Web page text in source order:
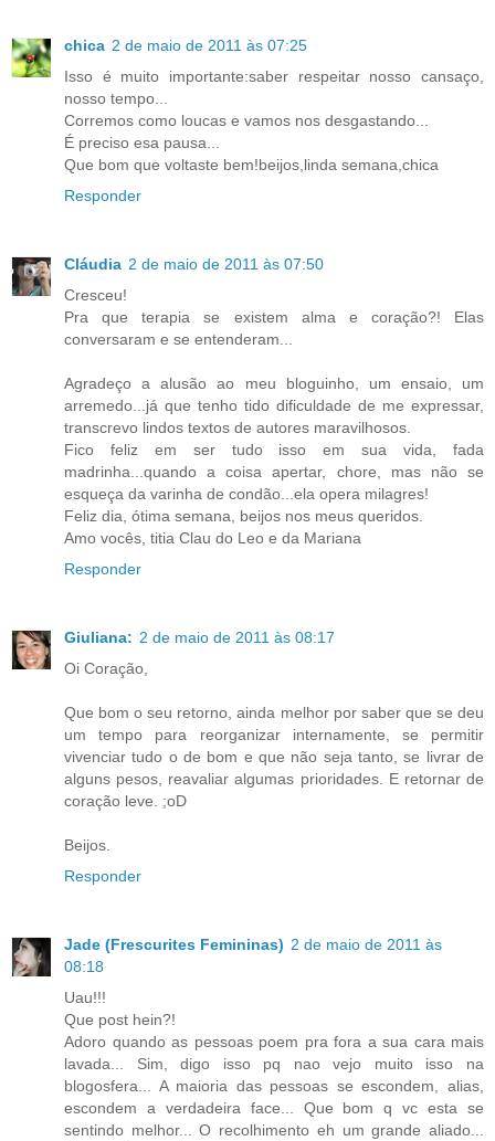
chica 2 de maio de 2011 às 07:25
Isso é muito importante:saber respeitar nosso cansaço,
nosso tempo...
Corremos como loucas e vamos nos desgastando...
É preciso esa pausa...
Que bom que voltaste bem!beijos,linda semana,chica
Responder
Cláudia 2 de maio de 2011 às 07:50
Cresceu!
Pra que terapia se existem alma e coração?! Elas
conversaram e se entenderam...
Agradeço a alusão ao meu bloguinho, um ensaio, um
arremedo...já que tenho tido dificuldade de me expressar,
transcrevo lindos textos de autores maravilhosos.
Fico feliz em ser tudo isso em sua vida, fada
madrinha...quando a coisa apertar, chore, mas não se
esqueça da varinha de condão...ela opera milagres!
Feliz dia, ótima semana, beijos nos meus queridos.
Amo vocês, titia Clau do Leo e da Mariana
Responder
Giuliana: 2 de maio de 2011 às 08:17
Oi Coração,
Que bom o seu retorno, ainda melhor por saber que se deu
um tempo para reorganizar internamente, se permitir
vivenciar tudo o de bom e que não seja tanto, se livrar de
alguns pesos, reavaliar algumas prioridades. E retornar de
coração leve. ;oD
Beijos.
Responder
Jade (Frescurites Femininas) 2 de maio de 2011 às
08:18
Uau!!!
Que post hein?!
Adoro quando as pessoas poem pra fora a sua cara mais
lavada... Sim, digo isso pq nao vejo muito isso na
blogosfera... A maioria das pessoas se escondem, alias,
escondem a verdadeira face... Que bom q vc esta se
sentindo melhor... O recolhimento eh um grande aliado...